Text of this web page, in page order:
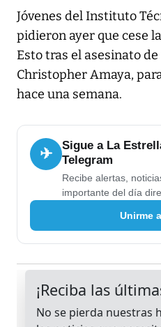
Jóvenes del Instituto
pidieron ayer que cese
Esto tras el asesinato
Christopher Amaya,
hace una semana.
✈
Sigue a La
Telegram
Recibe alertas,
importante del día
Unirme